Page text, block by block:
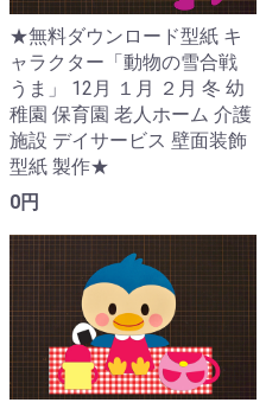
★無料ダウンロード型紙 キ
ャラクター「動物の雪合戦
うま」 12月 １月 ２月 冬 幼
稚園 保育園 老人ホーム 介護
施設 デイサービス 壁面装飾
型紙 製作★
0円